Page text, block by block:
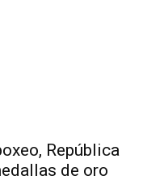
República
de oro